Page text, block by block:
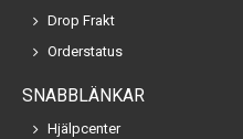
Drop Frakt
Orderstatus
SNABBLÄNKAR
Hjälpcenter